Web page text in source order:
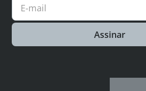
E-mail
Assinar